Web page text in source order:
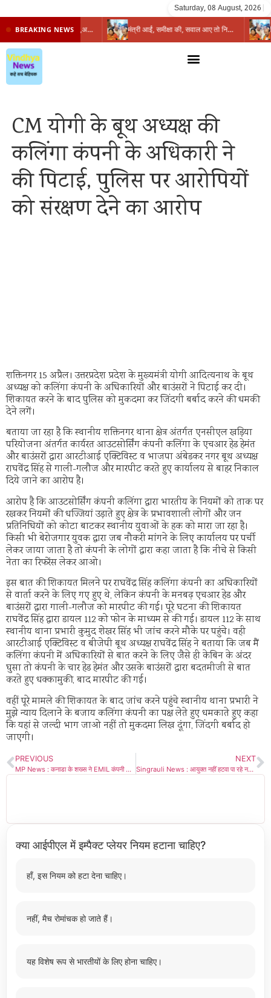
Saturday, 08 August, 2026
BREAKING NEWS प्रभारी मंत्री के निशाने पर नगर निगम,अफसरों को 10 दिन का अल्टीमेटम,नहीं होगी कार्रवाई, महापौर-आयुक्त के बीच सौहार्दहीनता पर मंत्री ने उठाए सवाल मंत्री आईं, समीक्षा की, सवाल आए तो निकल गईं – खाली जयंत चौंकीं पर नहीं दिया जवाब
CM योगी के बूथ अध्यक्ष की
कलिंगा कंपनी के अधिकारी ने
की पिटाई, पुलिस पर आरोपियों
को संरक्षण देने का आरोप
शक्तिनगर 15 अप्रैल। उत्तरप्रदेश प्रदेश के मुख्यमंत्री योगी आदित्यनाथ के बूथ
अध्यक्ष को कलिंगा कंपनी के अधिकारियों और बाउंसरों ने पिटाई कर दी।
शिकायत करने के बाद पुलिस को मुकदमा कर जिंदगी बर्बाद करने की धमकी
देने लगें।
बताया जा रहा है कि स्थानीय शक्तिनगर थाना क्षेत्र अंतर्गत एनसीएल खड़िया
परियोजना अंतर्गत कार्यरत आउटसोर्सिंग कंपनी कलिंगा के एचआर हेड हेमंत
और बाउंसरों द्वारा आरटीआई एक्टिविस्ट व भाजपा अंबेडकर नगर बूथ अध्यक्ष
राघवेंद्र सिंह से गाली-गलौज और मारपीट करते हुए कार्यालय से बाहर निकाल
दिये जाने का आरोप है।
आरोप है कि आउटसोर्सिंग कंपनी कलिंगा द्वारा भारतीय के नियमों को ताक पर
रखकर नियमों की धज्जियां उड़ाते हुए क्षेत्र के प्रभावशाली लोगों और जन
प्रतिनिधियों को कोटा बाटकर स्थानीय युवाओं के हक को मारा जा रहा है।
किसी भी बेरोजगार युवक द्वारा जब नौकरी मांगने के लिए कार्यालय पर पर्ची
लेकर जाया जाता है तो कंपनी के लोगों द्वारा कहा जाता है कि नीचे से किसी
नेता का रिफरेंस लेकर आओ।
इस बात की शिकायत मिलने पर राघवेंद्र सिंह कलिंगा कंपनी का अधिकारियों
से वार्ता करने के लिए गए हुए थे, लेकिन कंपनी के मनबढ़ एचआर हेड और
बाउंसरों द्वारा गाली-गलौज को मारपीट की गई। पूरे घटना की शिकायत
राघवेंद्र सिंह द्वारा डायल 112 को फोन के माध्यम से की गई। डायल 112 के साथ
स्थानीय थाना प्रभारी कुमुद शेखर सिंह भी जांच करने मौके पर पहुंचे। वही
आरटीआई एक्टिविस्ट व बीजेपी बूथ अध्यक्ष राघवेंद्र सिंह ने बताया कि जब मैं
कलिंगा कंपनी में अधिकारियों से बात करने के लिए जैसे ही केबिन के अंदर
घुसा तो कंपनी के चार हेड हेमंत और उसके बाउंसरों द्वारा बदतमीजी से बात
करते हुए धक्कामुकी, बाद मारपीट की गई।
वहीं पूरे मामले की शिकायत के बाद जांच करने पहुंचे स्थानीय थाना प्रभारी ने
मुझे न्याय दिलाने के बजाय कलिंगा कंपनी का पक्ष लेते हुए धमकाते हुए कहा
कि यहां से जल्दी भाग जाओ नहीं तो मुकदमा लिख दूंगा, जिंदगी बर्बाद हो
जाएगी।
PREVIOUS
MP News : कनाडा के शख्स ने EMIL कंपनी को चूना लगाने खरीदी जमीन,कलेक्टर ने पकड़ा! 3300 लोगों की बढ़ी टेंशन
NEXT
Singrauli News : आयुक्त नहीं हटवा पा रहे नगर निगम का अतिक्रमण, पार्षद ने कलेक्टर से की शिकायत
क्या आईपीएल में इम्पैक्ट प्लेयर नियम हटाना चाहिए?
हाँ, इस नियम को हटा देना चाहिए।
नहीं, मैच रोमांचक हो जाते हैं।
यह विशेष रूप से भारतीयों के लिए होना चाहिए।